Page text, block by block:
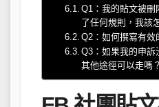
Q1：我的貼文被刪
了任何規則，我該
Q2：如何撰寫有效
Q3：如果我的申
其他途徑可以走嗎？